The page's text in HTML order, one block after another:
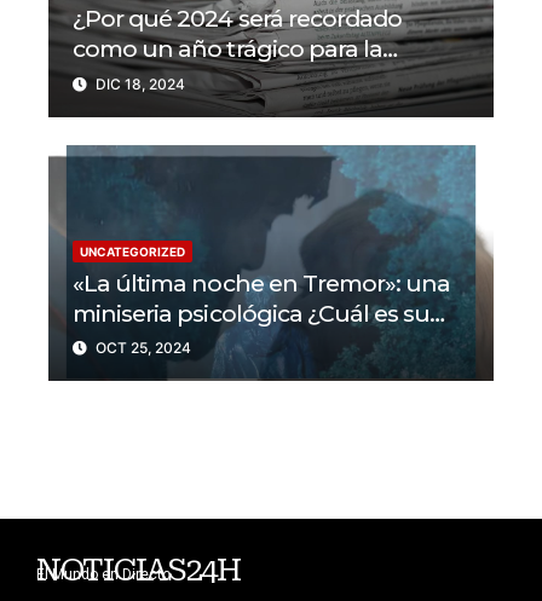
¿Por qué 2024 será recordado
como un año trágico para la
libertad de prensa? Un tercio de los
periodistas asesinados por Israel
DIC 18, 2024
UNCATEGORIZED
«La última noche en Tremor»: una
miniseria psicológica ¿Cuál es su
trama?
OCT 25, 2024
NOTICIAS24H
El Mundo en Directo